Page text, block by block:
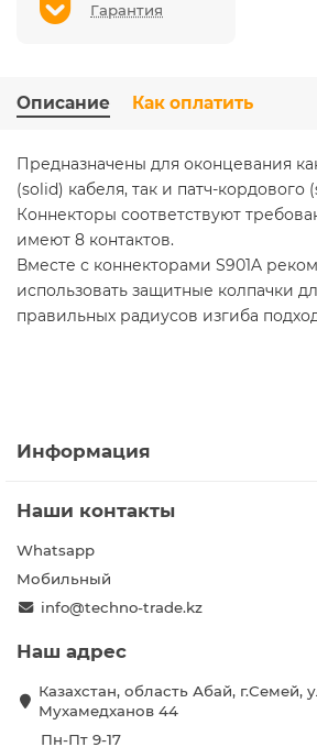
Гарантия
Описание Как оплатить
Предназначены для оконцевания
(solid) кабеля, так и патч-кордового
Коннекторы соответствуют
имеют 8 контактов.
Вместе с коннекторами S901A
использовать защитные колпачки
правильных радиусов изгиба
Информация
Наши контакты
Whatsapp
Мобильный
info@techno-trade.kz
Наш адрес
Казахстан, область Абай, г.Семей,
Мухамедханов 44
Пн-Пт 9-17